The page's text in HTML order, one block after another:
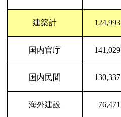
建築計 124,993
国内官庁 141,029
国内民間 130,337
海外建設 76,471